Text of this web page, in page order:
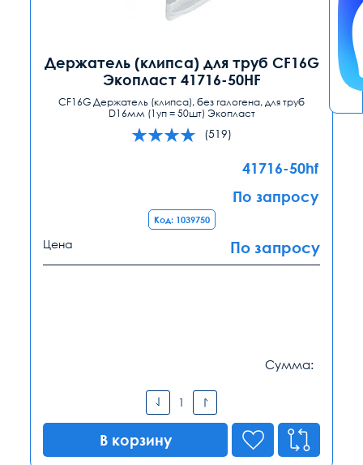
Держатель (клипса) для труб CF16G
Экопласт 41716-50HF
CF16G Держатель (клипса), без галогена, для труб
D16мм (1уп = 50шт) Экопласт
(519)
41716-50hf
По запросу
Код: 1039750
Цена По запросу
Сумма:
В корзину